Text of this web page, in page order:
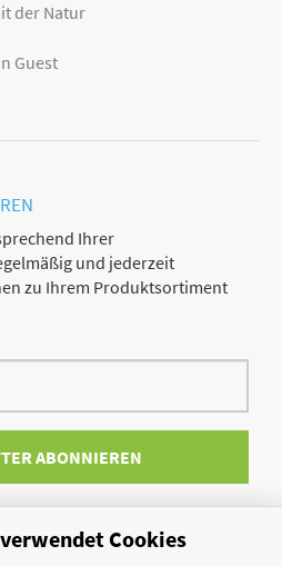
der Natur
Guest
Ihrer
und jederzeit
zu Ihrem Produktsortiment
ABONNIEREN
widerrufen Cookies